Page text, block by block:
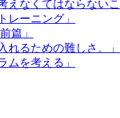
えなくてはならないこ
レーニング」
篇」
れるための難しさ。」
ムを考える」